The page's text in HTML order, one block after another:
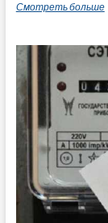
Смотреть больше